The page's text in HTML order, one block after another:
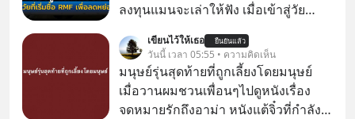
ลงทุนแมนจะเล่าให้ฟัง เมื่อเข้าสู่วัย
ภาษี หลายคนมักได้รับคำแนะนำให้
ลงทุนใน RMF เพราะนอกจากจะช่วยลด
หย่อนภาษีได้แล้ว ยังเป็นโอกาสในการ
สร้างความมั่งคั่งระยะยาว แต่น้อยคน
เขียนไว้ให้เธอ ยืนยันแล้ว
วันนี้ เวลา 05:55 • ความคิดเห็น
มนุษย์รุ่นสุดท้ายที่ถูกเลี้ยงโดยมนุษย์
เมื่อวานผมชวนเพื่อนๆไปดูหนังเรื่อง
จดหมายรักถึงอาม่า หนังแต้จิ๋วที่กำลัง